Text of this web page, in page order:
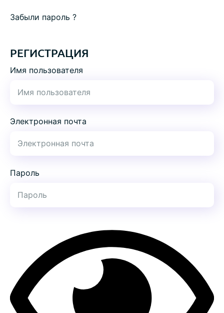
Забыли пароль ?
РЕГИСТРАЦИЯ
Имя пользователя
Электронная почта
Пароль